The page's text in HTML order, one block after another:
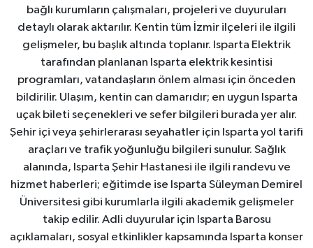
bağlı kurumların çalışmaları, projeleri ve duyuruları
detaylı olarak aktarılır. Kentin tüm İzmir ilçeleri ile ilgili
gelişmeler, bu başlık altında toplanır. Isparta Elektrik
tarafından planlanan Isparta elektrik kesintisi
programları, vatandaşların önlem alması için önceden
bildirilir. Ulaşım, kentin can damarıdır; en uygun Isparta
uçak bileti seçenekleri ve sefer bilgileri burada yer alır.
Şehir içi veya şehirlerarası seyahatler için Isparta yol tarifi
araçları ve trafik yoğunluğu bilgileri sunulur. Sağlık
alanında, Isparta Şehir Hastanesi ile ilgili randevu ve
hizmet haberleri; eğitimde ise Isparta Süleyman Demirel
Üniversitesi gibi kurumlarla ilgili akademik gelişmeler
takip edilir. Adli duyurular için Isparta Barosu
açıklamaları, sosyal etkinlikler kapsamında Isparta konser